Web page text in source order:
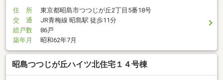
住 所
東京都昭島市つつじが丘2丁目5番18号
交 通
JR青梅線 昭島駅 徒歩11分
総戸数
86戸
築年月
昭和62年7月
昭島つつじが丘ハイツ北住宅１４号棟